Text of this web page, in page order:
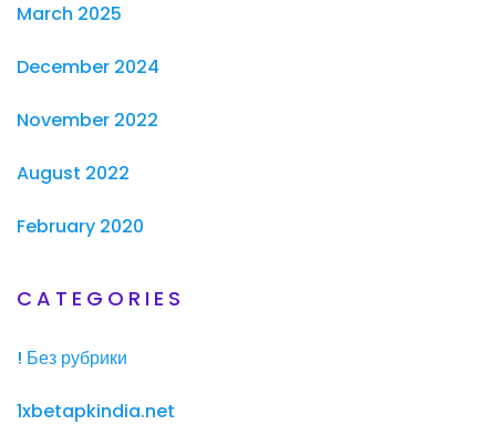
March 2025
December 2024
November 2022
August 2022
February 2020
CATEGORIES
! Без рубрики
1xbetapkindia.net